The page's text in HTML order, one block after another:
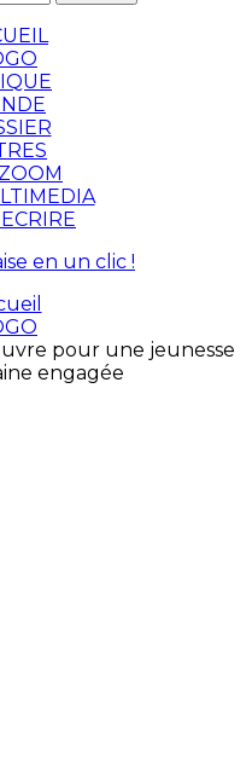
ZOOM
pour une jeunesse
engagée